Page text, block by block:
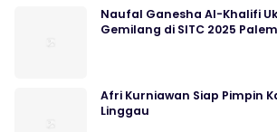
Naufal Ganesha Al-Khalifi
Gemilang di SITC 2025
Afri Kurniawan Siap Pimpin
Linggau